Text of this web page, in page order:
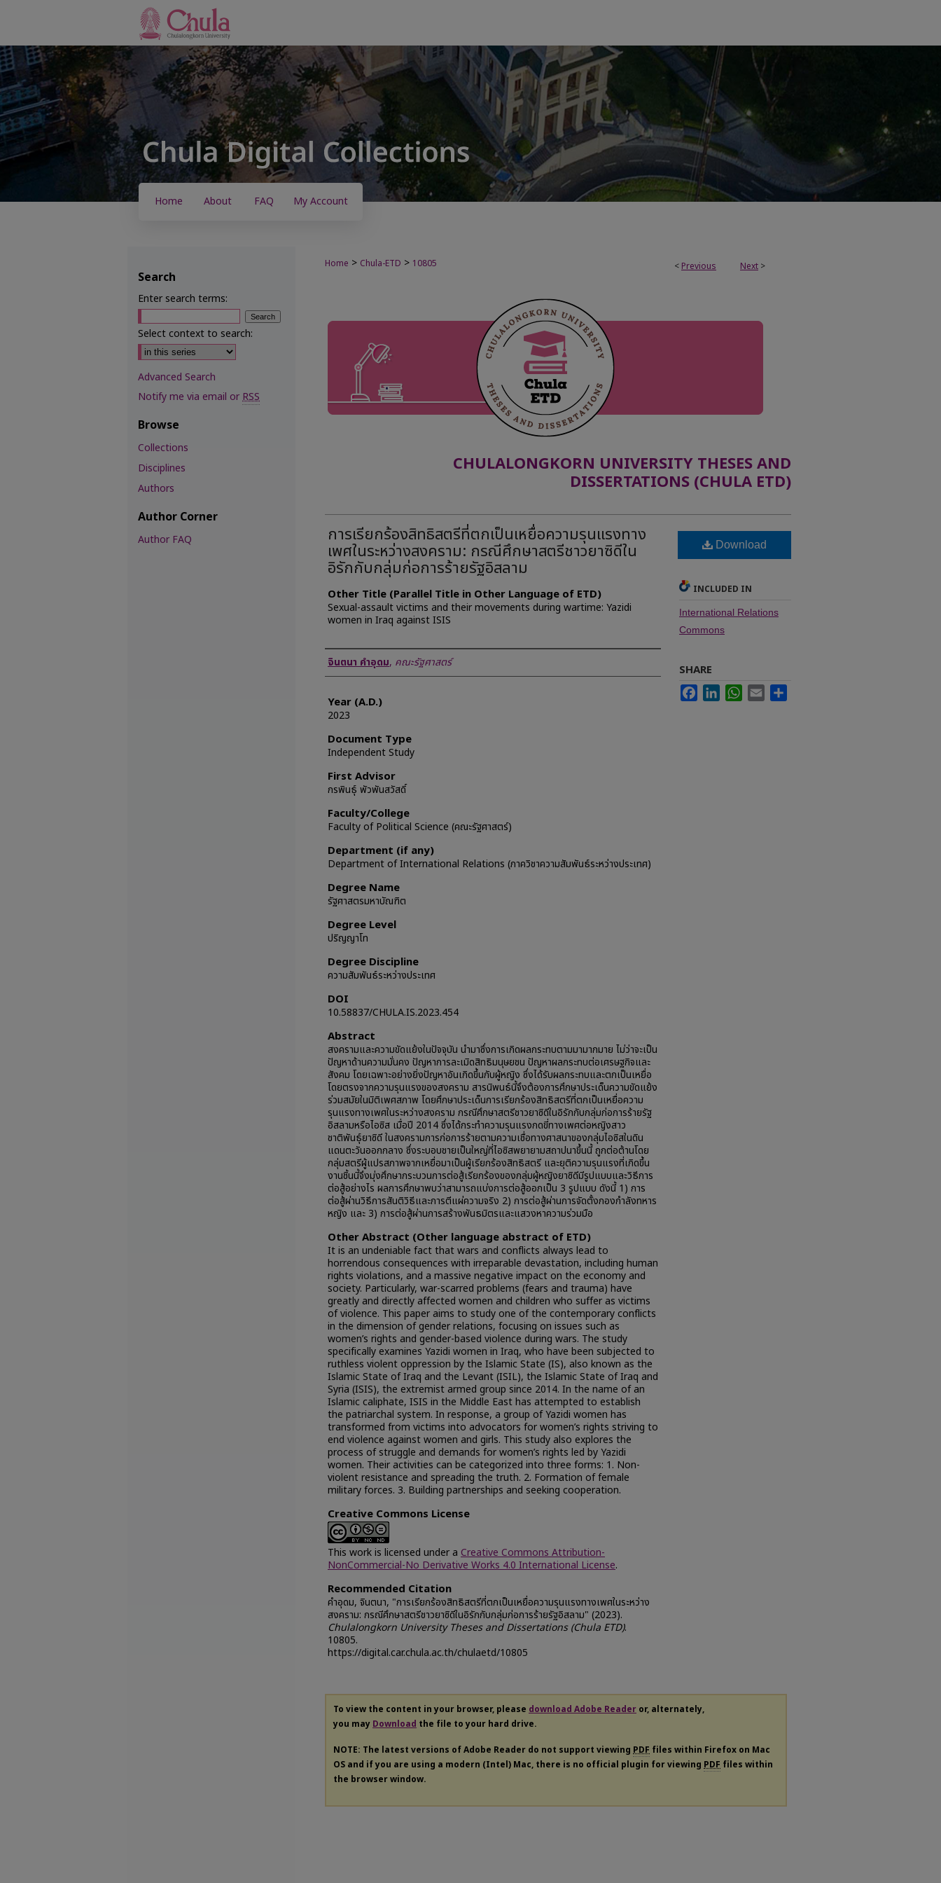
Home About FAQ My Account
< Previous Next >
Home > Chula-ETD > 10805
CHULALONGKORN UNIVERSITY THESES AND
DISSERTATIONS (CHULA ETD)
การเรียกร้องสิทธิสตรีที่ตกเป็นเหยื่อความรุนแรงทาง
เพศในระหว่างสงคราม: กรณีศึกษาสตรีชาวยาซิดีใน
อิรักกับกลุ่มก่อการร้ายรัฐอิสลาม
Other Title (Parallel Title in Other Language of ETD)
Sexual-assault victims and their movements during wartime: Yazidi
women in Iraq against ISIS
Author
จินตนา คำอุดม, คณะรัฐศาสตร์
Year (A.D.)
2023
Document Type
Independent Study
First Advisor
กรพินธุ์ พัวพันสวัสดิ์
Faculty/College
Faculty of Political Science (คณะรัฐศาสตร์)
Department (if any)
Department of International Relations (ภาควิชาความสัมพันธ์ระหว่างประเทศ)
Degree Name
รัฐศาสตรมหาบัณฑิต
Degree Level
ปริญญาโท
Degree Discipline
ความสัมพันธ์ระหว่างประเทศ
DOI
10.58837/CHULA.IS.2023.454
Abstract
สงครามและความขัดแย้งในปัจจุบัน นำมาซึ่งการเกิดผลกระทบตามมามากมาย ไม่ว่าจะเป็น
ปัญหาด้านความมั่นคง ปัญหาการละเมิดสิทธิมนุษยชน ปัญหาผลกระทบต่อเศรษฐกิจและ
สังคม โดยเฉพาะอย่างยิ่งปัญหาอันเกิดขึ้นกับผู้หญิง ซึ่งได้รับผลกระทบและตกเป็นเหยื่อ
โดยตรงจากความรุนแรงของสงคราม สารนิพนธ์นี้จึงต้องการศึกษาประเด็นความขัดแย้ง
ร่วมสมัยในมิติเพศสภาพ โดยศึกษาประเด็นการเรียกร้องสิทธิสตรีที่ตกเป็นเหยื่อความ
รุนแรงทางเพศในระหว่างสงคราม กรณีศึกษาสตรีชาวยาซิดีในอิรักกับกลุ่มก่อการร้ายรัฐ
อิสลามหรือไอซิส เมื่อปี 2014 ซึ่งได้กระทำความรุนแรงกดขี่ทางเพศต่อหญิงสาว
ชาติพันธุ์ยาซิดี ในสงครามการก่อการร้ายตามความเชื่อทางศาสนาของกลุ่มไอซิสในดิน
แดนตะวันออกกลาง ซึ่งระบอบชายเป็นใหญ่ที่ไอซิสพยายามสถาปนาขึ้นนี้ ถูกต่อต้านโดย
กลุ่มสตรีผู้แปรสภาพจากเหยื่อมาเป็นผู้เรียกร้องสิทธิสตรี และยุติความรุนแรงที่เกิดขึ้น
งานชิ้นนี้จึงมุ่งศึกษากระบวนการต่อสู้เรียกร้องของกลุ่มผู้หญิงยาซิดีมีรูปแบบและวิธีการ
ต่อสู้อย่างไร ผลการศึกษาพบว่าสามารถแบ่งการต่อสู้ออกเป็น 3 รูปแบบ ดังนี้ 1) การ
ต่อสู้ผ่านวิธีการสันติวิธีและการตีแผ่ความจริง 2) การต่อสู้ผ่านการจัดตั้งกองกำลังทหาร
หญิง และ 3) การต่อสู้ผ่านการสร้างพันธมิตรและแสวงหาความร่วมมือ
Other Abstract (Other language abstract of ETD)
It is an undeniable fact that wars and conflicts always lead to
horrendous consequences with irreparable devastation, including human
rights violations, and a massive negative impact on the economy and
society. Particularly, war-scarred problems (fears and trauma) have
greatly and directly affected women and children who suffer as victims
of violence. This paper aims to study one of the contemporary conflicts
in the dimension of gender relations, focusing on issues such as
women’s rights and gender-based violence during wars. The study
specifically examines Yazidi women in Iraq, who have been subjected to
ruthless violent oppression by the Islamic State (IS), also known as the
Islamic State of Iraq and the Levant (ISIL), the Islamic State of Iraq and
Syria (ISIS), the extremist armed group since 2014. In the name of an
Islamic caliphate, ISIS in the Middle East has attempted to establish
the patriarchal system. In response, a group of Yazidi women has
transformed from victims into advocators for women’s rights striving to
end violence against women and girls. This study also explores the
process of struggle and demands for women’s rights led by Yazidi
women. Their activities can be categorized into three forms: 1. Non-
violent resistance and spreading the truth. 2. Formation of female
military forces. 3. Building partnerships and seeking cooperation.
Creative Commons License
This work is licensed under a Creative Commons Attribution-
NonCommercial-No Derivative Works 4.0 International License.
Recommended Citation
คำอุดม, จินตนา, "การเรียกร้องสิทธิสตรีที่ตกเป็นเหยื่อความรุนแรงทางเพศในระหว่าง
สงคราม: กรณีศึกษาสตรีชาวยาซิดีในอิรักกับกลุ่มก่อการร้ายรัฐอิสลาม" (2023).
Chulalongkorn University Theses and Dissertations (Chula ETD).
10805.
https://digital.car.chula.ac.th/chulaetd/10805
Download
INCLUDED IN
International Relations
Commons
SHARE
FacebookLinkedInWhatsApp
Email
To view the content in your browser, please download Adobe Reader or, alternately,
you may Download the file to your hard drive.
NOTE: The latest versions of Adobe Reader do not support viewing PDF files within Firefox on Mac
OS and if you are using a modern (Intel) Mac, there is no official plugin for viewing PDF files within
the browser window.
Search
Enter search terms:
Select context to search:
Advanced Search
Notify me via email orRSS
Browse
Collections
Disciplines
Authors
Author Corner
Author FAQ